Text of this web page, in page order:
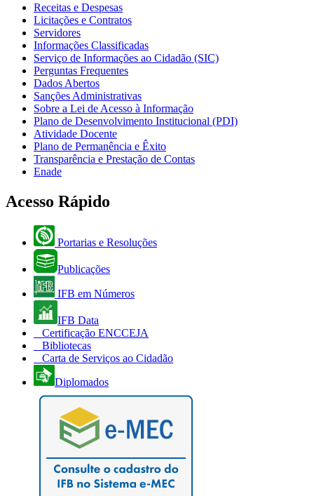
Receitas e Despesas
Licitações e Contratos
Servidores
Informações Classificadas
Serviço de Informações ao Cidadão (SIC)
Perguntas Frequentes
Dados Abertos
Sanções Administrativas
Sobre a Lei de Acesso à Informação
Plano de Desenvolvimento Institucional (PDI)
Atividade Docente
Plano de Permanência e Êxito
Transparência e Prestação de Contas
Enade
Acesso Rápido
Portarias e Resoluções
Publicações
IFB em Números
IFB Data
Certificação ENCCEJA
Bibliotecas
Carta de Serviços ao Cidadão
Diplomados